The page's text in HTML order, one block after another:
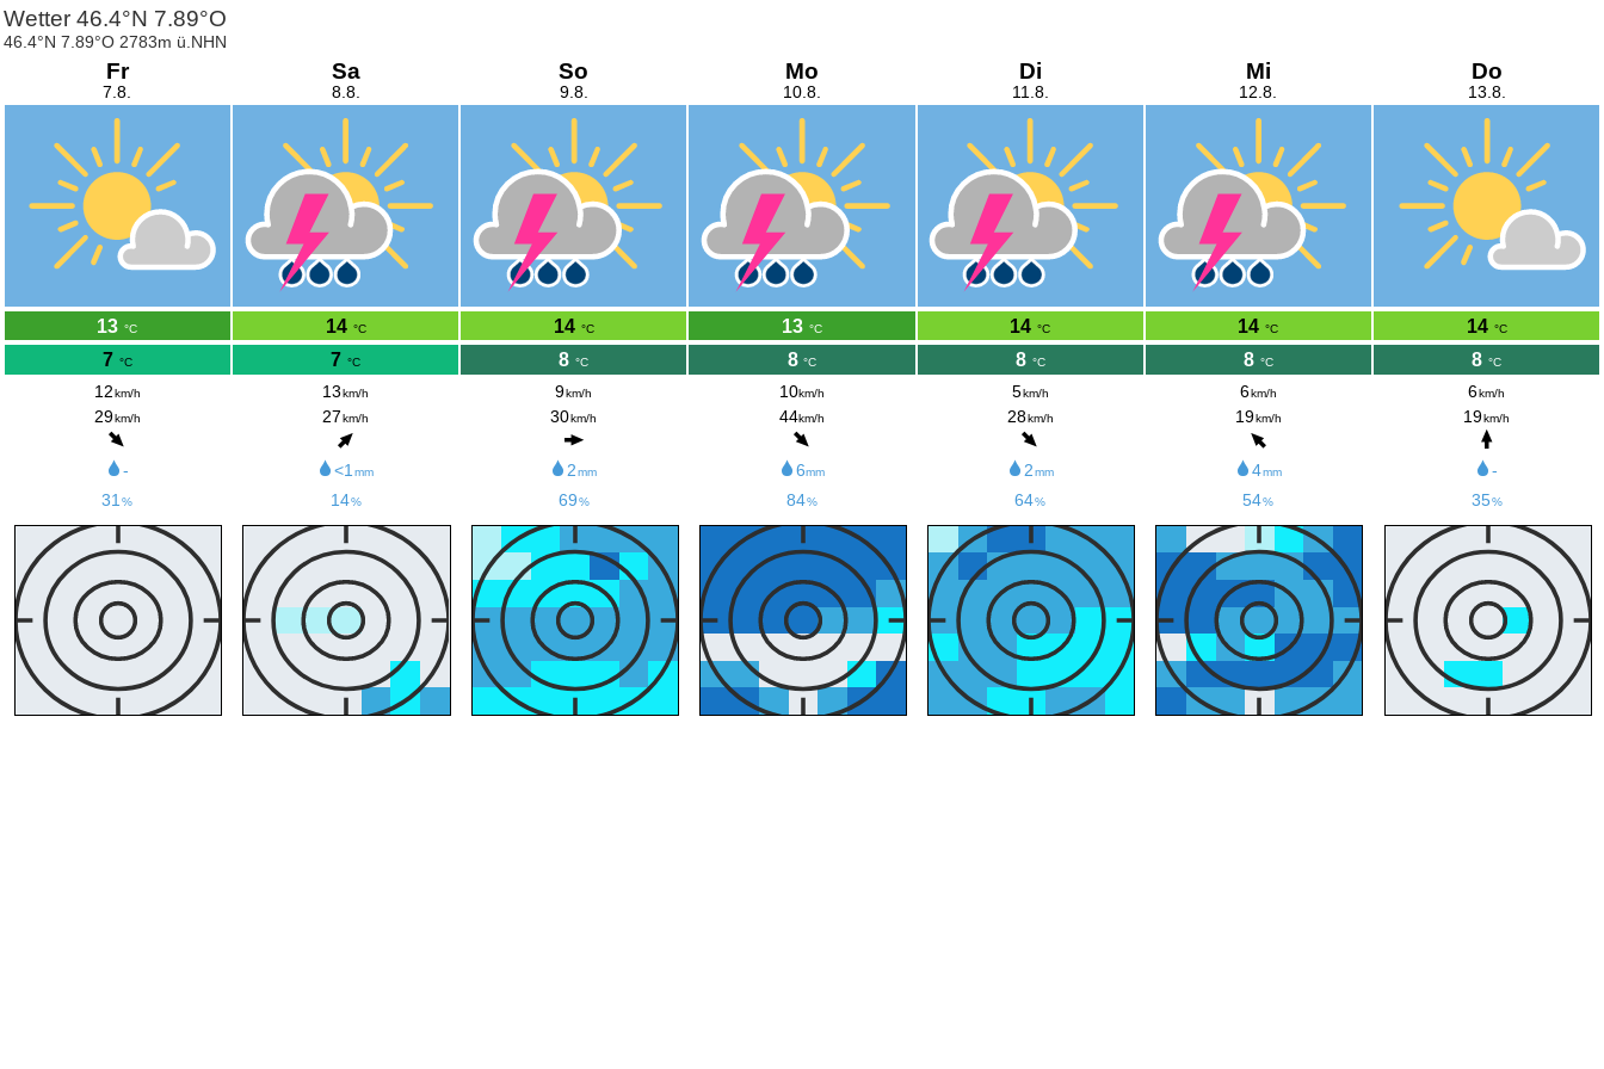
Wetter 46.4°N 7.89°O
46.4°N 7.89°O 2783m ü.NHN
Fr
7.8.
13 °C
7 °C
12km/h
29km/h
-
31 %
Sa
8.8.
14 °C
7 °C
13km/h
27km/h
<1mm
14%
So
9.8.
14 °C
8 °C
9km/h
30km/h
2 mm
69%
Mo
10.8.
13 °C
8 °C
10km/h
44km/h
6mm
84%
Di
11.8.
14 °C
8 °C
5km/h
28km/h
2mm
64%
Mi
12.8.
14 °C
8 °C
6km/h
19km/h
4mm
54%
Do
13.8.
14 °C
8 °C
6km/h
19km/h
-
35%